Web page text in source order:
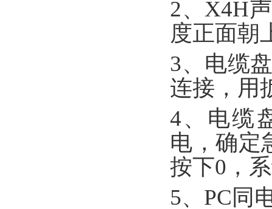
2、X4H
度正面朝
3、电缆
连接，用
4、电缆
电，确定
按下0，
5、PC同